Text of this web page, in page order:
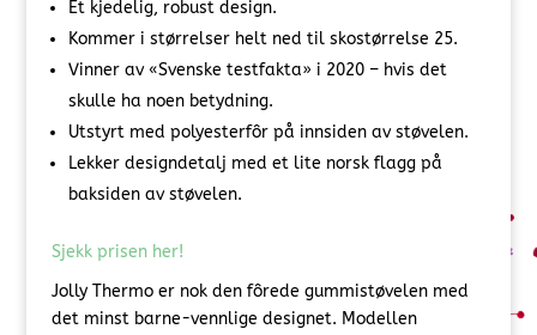
Et kjedelig, robust design.
Kommer i størrelser helt ned til skostørrelse 25.
Vinner av «Svenske testfakta» i 2020 – hvis det
skulle ha noen betydning.
Utstyrt med polyesterfôr på innsiden av støvelen.
Lekker designdetalj med et lite norsk flagg på
baksiden av støvelen.
Sjekk prisen her!
Jolly Thermo er nok den fôrede gummistøvelen med
det minst barne-vennlige designet. Modellen